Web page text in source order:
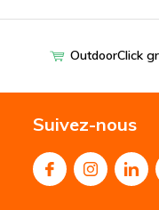
OutdoorClick
Suivez-nous